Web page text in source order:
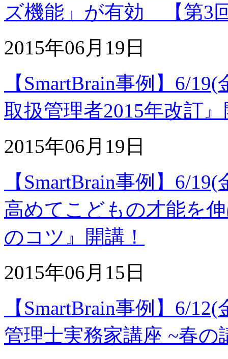
ズ機能」が有効 【第3
2015年06月19日
【SmartBrain事例】6/
取扱管理者2015年改訂
2015年06月19日
【SmartBrain事例】6/
高めてこどもの才能を
のコツ』開講！
2015年06月15日
【SmartBrain事例】6/
管理士実務家講座 ~春の